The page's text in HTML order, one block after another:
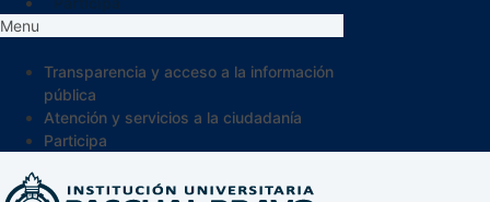
Menu
Transparencia y acceso a la información
pública
Atención y servicios a la ciudadanía
Participa